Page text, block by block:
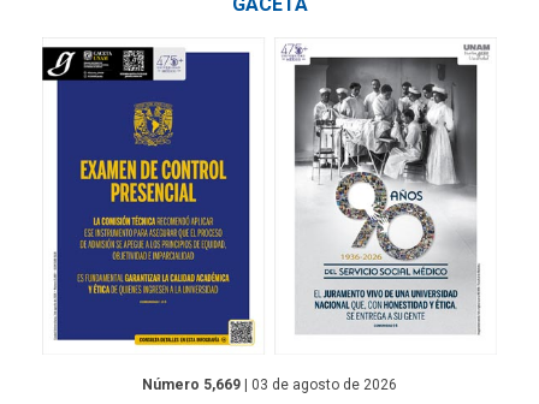
Número 5,669 | 03 de agosto de 2026